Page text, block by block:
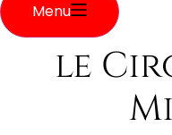
Menu
le